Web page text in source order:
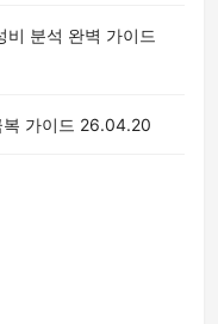
비 분석 완벽 가이드
가이드 26.04.20